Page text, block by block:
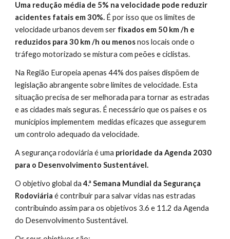
Uma redução média de 5% na velocidade pode reduzir
acidentes fatais em 30%. É por isso que os limites de
velocidade urbanos devem ser fixados em 50 km /h e
reduzidos para 30 km /h ou menos nos locais onde o
tráfego motorizado se mistura com peões e ciclistas.
Na Região Europeia apenas 44% dos países dispõem de
legislação abrangente sobre limites de velocidade. Esta
situação precisa de ser melhorada para tornar as estradas
e as cidades mais seguras. É necessário que os países e os
municípios implementem  medidas eficazes que assegurem
um controlo adequado da velocidade.
A segurança rodoviária é uma prioridade da Agenda 2030
para o Desenvolvimento Sustentável.
O objetivo global da 4.ª Semana Mundial da Segurança
Rodoviária é contribuir para salvar vidas nas estradas
contribuindo assim para os objetivos 3.6 e 11.2 da Agenda
do Desenvolvimento Sustentável.